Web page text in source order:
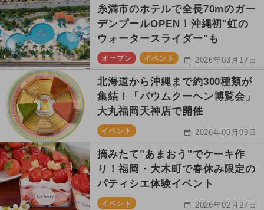
糸満市のホテルで全長70mのガー
デンプールOPEN！沖縄初"虹の
ウォータースライダー"も
オープン イベント 2026年03月17日
北海道から沖縄まで約300種類が
集結！「バウムクーヘン博覧会」
大丸福岡天神店で開催
イベント 2026年03月09日
摘みたて"あまおう"でケーキ作
り！福岡・大木町で春休み限定の
パティシエ体験イベント
イベント 2026年02月27日